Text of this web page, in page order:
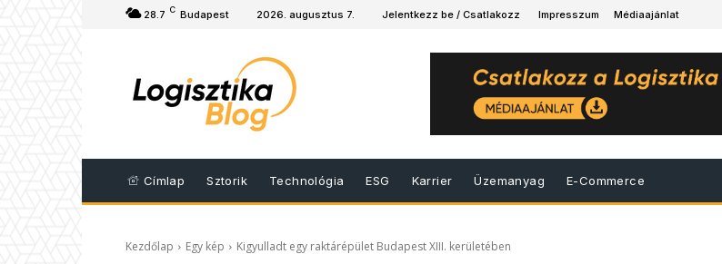
28.7 C Budapest 2026. augusztus 7. Jelentkezz be / Csatlakozz Impresszum Médiaajánlat
Címlap Sztorik Technológia ESG Karrier Üzemanyag E-Commerce
Kezdőlap Egy kép Kigyulladt egy raktárépület Budapest XIII. kerületében